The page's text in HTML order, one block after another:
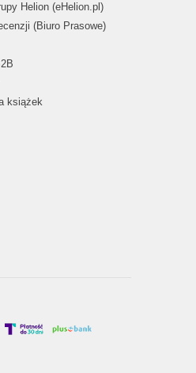
Helion (eHelion.pl)
(Biuro Prasowe)
książek